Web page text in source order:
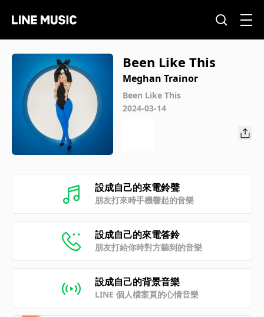
Been Like This
Meghan Trainor
Been Like This
2024-03-14
設成自己的來電鈴聲
朋友打來時手機響起的音樂
設成自己的來電答鈴
朋友打給你時對方聽到的音樂
設成自己的背景音樂
LINE 個人檔案頁的心情音樂